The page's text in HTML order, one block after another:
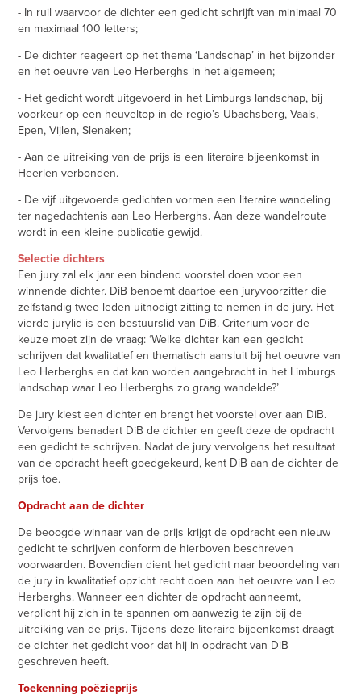
- In ruil waarvoor de dichter een gedicht schrijft van minimaal 70
en maximaal 100 letters;
- De dichter reageert op het thema ‘Landschap’ in het bijzonder
en het oeuvre van Leo Herberghs in het algemeen;
- Het gedicht wordt uitgevoerd in het Limburgs landschap, bij
voorkeur op een heuveltop in de regio’s Ubachsberg, Vaals,
Epen, Vijlen, Slenaken;
- Aan de uitreiking van de prijs is een literaire bijeenkomst in
Heerlen verbonden.
- De vijf uitgevoerde gedichten vormen een literaire wandeling
ter nagedachtenis aan Leo Herberghs. Aan deze wandelroute
wordt in een kleine publicatie gewijd.
Selectie dichters
Een jury zal elk jaar een bindend voorstel doen voor een
winnende dichter. DiB benoemt daartoe een juryvoorzitter die
zelfstandig twee leden uitnodigt zitting te nemen in de jury. Het
vierde jurylid is een bestuurslid van DiB. Criterium voor de
keuze moet zijn de vraag: ‘Welke dichter kan een gedicht
schrijven dat kwalitatief en thematisch aansluit bij het oeuvre van
Leo Herberghs en dat kan worden aangebracht in het Limburgs
landschap waar Leo Herberghs zo graag wandelde?’
De jury kiest een dichter en brengt het voorstel over aan DiB.
Vervolgens benadert DiB de dichter en geeft deze de opdracht
een gedicht te schrijven. Nadat de jury vervolgens het resultaat
van de opdracht heeft goedgekeurd, kent DiB aan de dichter de
prijs toe.
Opdracht aan de dichter
De beoogde winnaar van de prijs krijgt de opdracht een nieuw
gedicht te schrijven conform de hierboven beschreven
voorwaarden. Bovendien dient het gedicht naar beoordeling van
de jury in kwalitatief opzicht recht doen aan het oeuvre van Leo
Herberghs. Wanneer een dichter de opdracht aanneemt,
verplicht hij zich in te spannen om aanwezig te zijn bij de
uitreiking van de prijs. Tijdens deze literaire bijeenkomst draagt
de dichter het gedicht voor dat hij in opdracht van DiB
geschreven heeft.
Toekenning poëzieprijs